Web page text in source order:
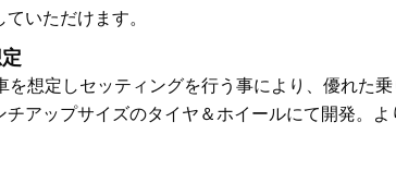
いただけます。
想定しセッティングを行う事により、優れた乗
アップサイズのタイヤ＆ホイールにて開発。よ